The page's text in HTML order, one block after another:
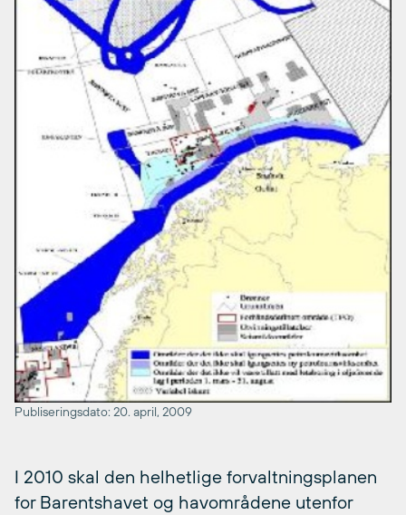
Publiseringsdato: 20. april, 2009
I 2010 skal den helhetlige forvaltningsplanen
for Barentshavet og havområdene utenfor